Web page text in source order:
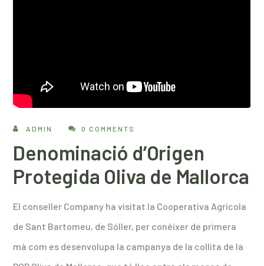
ADMIN 0 COMMENTS
Denominació d’Origen
Protegida Oliva de Mallorca
El conseller Company ha visitat la Cooperativa Agrícola
de Sant Bartomeu, de Sóller, per conèixer de primera
mà com es desenvolupa la campanya de la collita de la